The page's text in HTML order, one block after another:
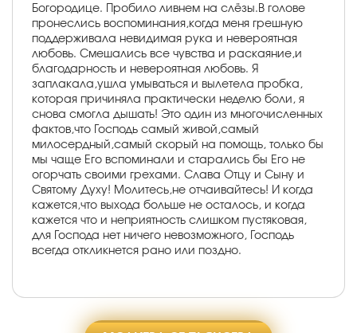
Богородице. Пробило ливнем на слёзы.В голове
пронеслись воспоминания,когда меня грешную
поддерживала невидимая рука и невероятная
любовь. Смешались все чувства и раскаяние,и
благодарность и невероятная любовь. Я
заплакала,ушла умываться и вылетела пробка,
которая причиняла практически неделю боли, я
снова смогла дышать! Это один из многочисленных
фактов,что Господь самый живой,самый
милосердный,самый скорый на помощь, только бы
мы чаще Его вспоминали и старались бы Его не
огорчать своими грехами. Слава Отцу и Сыну и
Святому Духу! Молитесь,не отчаивайтесь! И когда
кажется,что выхода больше не осталось, и когда
кажется что и неприятность слишком пустяковая,
для Господа нет ничего невозможного, Господь
всегда откликнется рано или поздно.